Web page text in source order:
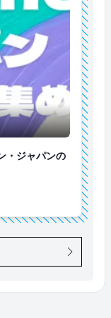
エン・ジャパンの動
・ジャパンの